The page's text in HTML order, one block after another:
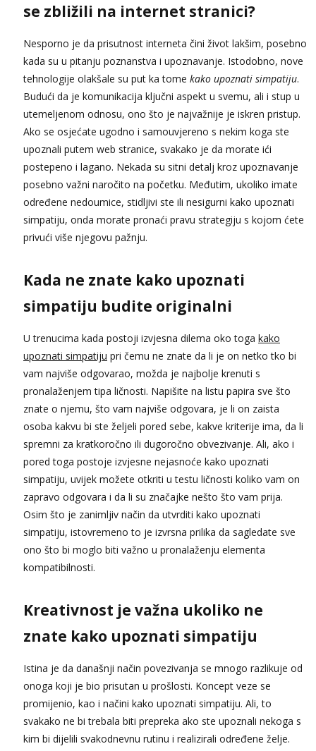
se zbližili na internet stranici?
Nesporno je da prisutnost interneta čini život lakšim, posebno
kada su u pitanju poznanstva i upoznavanje. Istodobno, nove
tehnologije olakšale su put ka tome kako upoznati simpatiju.
Budući da je komunikacija ključni aspekt u svemu, ali i stup u
utemeljenom odnosu, ono što je najvažnije je iskren pristup.
Ako se osjećate ugodno i samouvjereno s nekim koga ste
upoznali putem web stranice, svakako je da morate ići
postepeno i lagano. Nekada su sitni detalj kroz upoznavanje
posebno važni naročito na početku. Međutim, ukoliko imate
određene nedoumice, stidljivi ste ili nesigurni kako upoznati
simpatiju, onda morate pronaći pravu strategiju s kojom ćete
privući više njegovu pažnju.
Kada ne znate kako upoznati
simpatiju budite originalni
U trenucima kada postoji izvjesna dilema oko toga kako
upoznati simpatiju pri čemu ne znate da li je on netko tko bi
vam najviše odgovarao, možda je najbolje krenuti s
pronalaženjem tipa ličnosti. Napišite na listu papira sve što
znate o njemu, što vam najviše odgovara, je li on zaista
osoba kakvu bi ste željeli pored sebe, kakve kriterije ima, da li
spremni za kratkoročno ili dugoročno obvezivanje. Ali, ako i
pored toga postoje izvjesne nejasnoće kako upoznati
simpatiju, uvijek možete otkriti u testu ličnosti koliko vam on
zapravo odgovara i da li su značajke nešto što vam prija.
Osim što je zanimljiv način da utvrditi kako upoznati
simpatiju, istovremeno to je izvrsna prilika da sagledate sve
ono što bi moglo biti važno u pronalaženju elementa
kompatibilnosti.
Kreativnost je važna ukoliko ne
znate kako upoznati simpatiju
Istina je da današnji način povezivanja se mnogo razlikuje od
onoga koji je bio prisutan u prošlosti. Koncept veze se
promijenio, kao i načini kako upoznati simpatiju. Ali, to
svakako ne bi trebala biti prepreka ako ste upoznali nekoga s
kim bi dijelili svakodnevnu rutinu i realizirali određene želje.